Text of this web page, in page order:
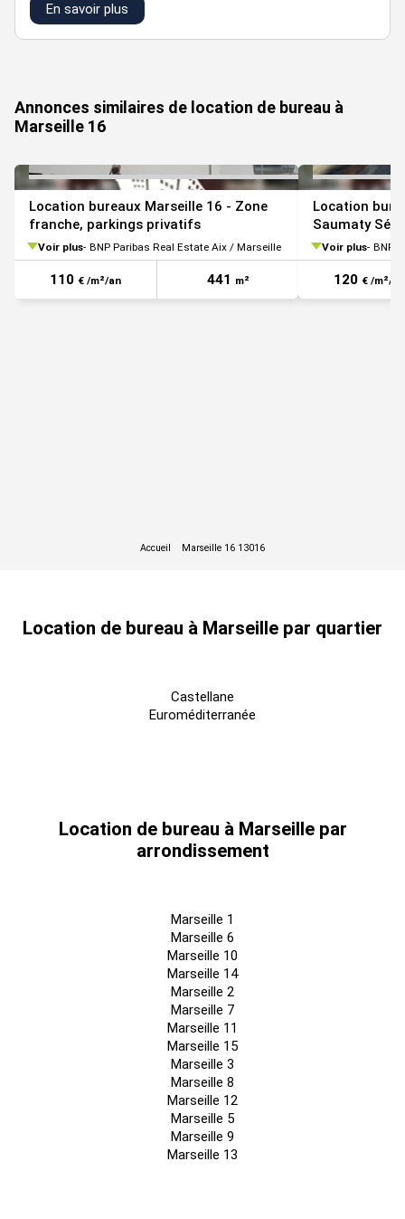
En savoir plus
Annonces similaires de location de bureau à
Marseille 16
Location bureaux Marseille 16 - Zone
franche, parkings privatifs
Voir plus BNP Paribas Real Estate Aix / Marseille
110 € /m²/an 441 m²
Location
Saumaty
Voir plus BNP
120 € /m²/an
Location de bureau à Marseille par quartier
Castellane
Euroméditerranée
Location de bureau à Marseille par
arrondissement
Marseille 1
Marseille 6
Marseille 10
Marseille 14
Marseille 2
Marseille 7
Marseille 11
Marseille 15
Marseille 3
Marseille 8
Marseille 12
Marseille 5
Marseille 9
Marseille 13